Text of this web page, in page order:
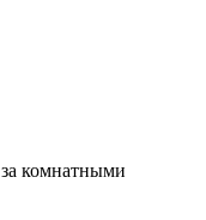
комнатными